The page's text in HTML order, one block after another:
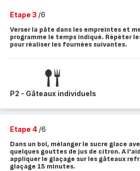
Etape 3 /6
Verser la pâte dans les empreintes et
programme le temps indiqué. Répéter
pour réaliser les fournées suivantes.
P2 - Gâteaux individuels
Etape 4 /6
Dans un bol, mélanger le sucre glace
quelques gouttes de jus de citron. A
appliquer le glaçage sur les gâteaux
glaçage 15 minutes.